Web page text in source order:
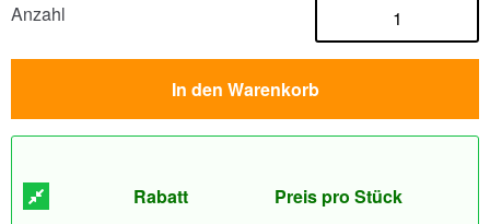
Anzahl
In den Warenkorb
Rabatt Preis pro Stück